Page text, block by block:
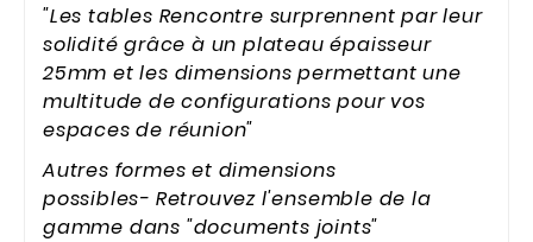
"Les tables Rencontre surprennent par leur
solidité grâce à un plateau épaisseur
25mm et les dimensions permettant une
multitude de configurations pour vos
espaces de réunion"
Autres formes et dimensions
possibles- Retrouvez l'ensemble de la
gamme dans "documents joints"